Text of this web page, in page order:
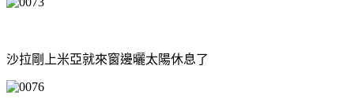
沙拉剛上米亞就來窗邊曬太陽休息了